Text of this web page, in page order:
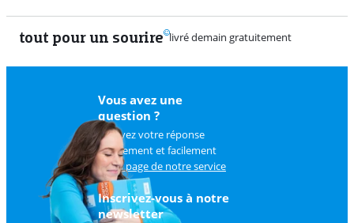
tout pour un sourire
Vous avez une
question ?
Trouvez votre réponse
rapidement et facilement
surla page de notre service
client.
Inscrivez-vous à notre
newsletter